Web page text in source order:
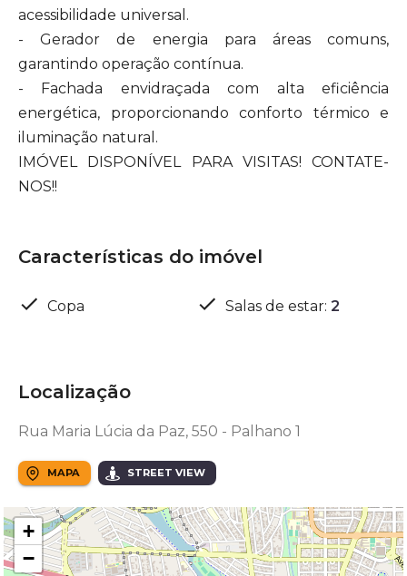
acessibilidade universal.
- Gerador de energia para áreas comuns,
garantindo operação contínua.
- Fachada envidraçada com alta eficiência
energética, proporcionando conforto térmico e
iluminação natural.
IMÓVEL DISPONÍVEL PARA VISITAS! CONTATE-
NOS!!
Características do imóvel
Copa Salas de estar: 2
Localização
Rua Maria Lúcia da Paz, 550 - Palhano 1
MAPA STREET VIEW
+
−